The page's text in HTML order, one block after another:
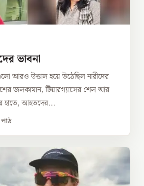
ভাবনা
আরও উত্তাল হয়ে উঠেছিল নারীদের
জলকামান, টিয়ারগ্যাসের শেল আর
হাতে, আহতদের...